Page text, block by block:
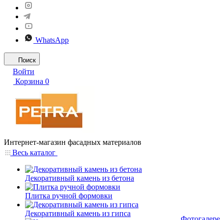
WhatsApp
Поиск
Войти
Корзина 0
Интернет-магазин фасадных материалов
Весь каталог
Декоративный камень из бетона
Плитка ручной формовки
Декоративный камень из гипса